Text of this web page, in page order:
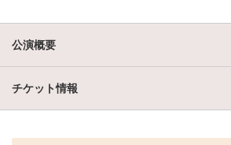
公演概要
チケット情報